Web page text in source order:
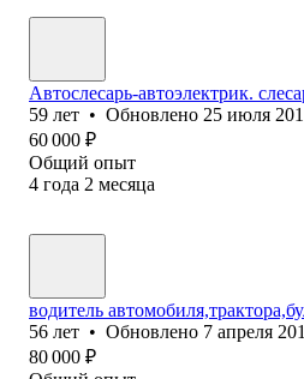
Автослесарь-автоэлектрик.
59 лет • Обновлено 25 июля
60 000 ₽
Общий опыт
4 года 2 месяца
водитель
56 лет • Обновлено 7 апреля
80 000 ₽